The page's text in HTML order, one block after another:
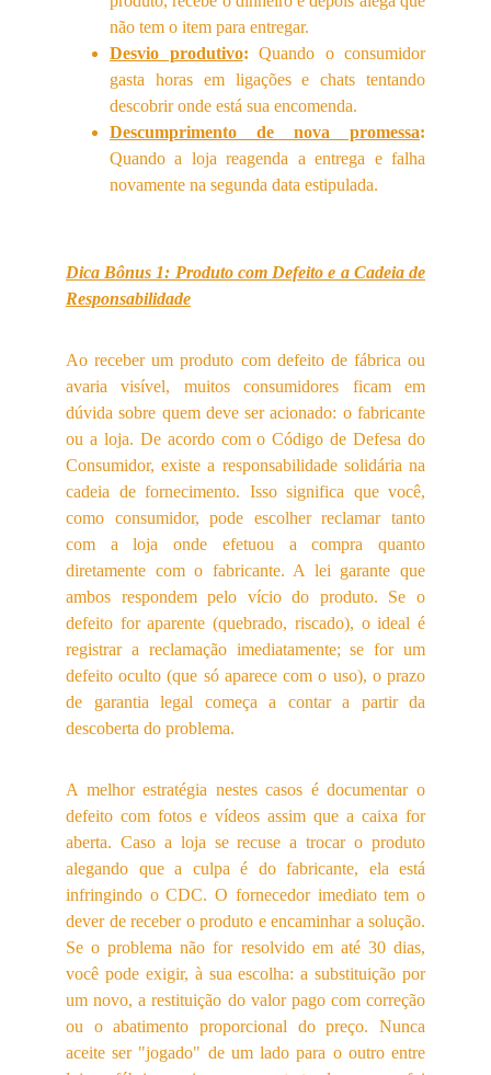
não tem o item para entregar.
Desvio produtivo: Quando o consumidor
gasta horas em ligações e chats tentando
descobrir onde está sua encomenda.
Descumprimento de nova promessa:
Quando a loja reagenda a entrega e falha
novamente na segunda data estipulada.
Dica Bônus 1: Produto com Defeito e a Cadeia de
Responsabilidade
Ao receber um produto com defeito de fábrica ou
avaria visível, muitos consumidores ficam em
dúvida sobre quem deve ser acionado: o fabricante
ou a loja. De acordo com o Código de Defesa do
Consumidor, existe a responsabilidade solidária na
cadeia de fornecimento. Isso significa que você,
como consumidor, pode escolher reclamar tanto
com a loja onde efetuou a compra quanto
diretamente com o fabricante. A lei garante que
ambos respondem pelo vício do produto. Se o
defeito for aparente (quebrado, riscado), o ideal é
registrar a reclamação imediatamente; se for um
defeito oculto (que só aparece com o uso), o prazo
de garantia legal começa a contar a partir da
descoberta do problema.
A melhor estratégia nestes casos é documentar o
defeito com fotos e vídeos assim que a caixa for
aberta. Caso a loja se recuse a trocar o produto
alegando que a culpa é do fabricante, ela está
infringindo o CDC. O fornecedor imediato tem o
dever de receber o produto e encaminhar a solução.
Se o problema não for resolvido em até 30 dias,
você pode exigir, à sua escolha: a substituição por
um novo, a restituição do valor pago com correção
ou o abatimento proporcional do preço. Nunca
aceite ser "jogado" de um lado para o outro entre